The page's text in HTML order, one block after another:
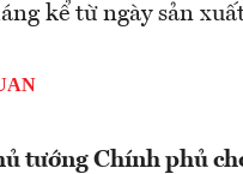
kể từ ngày sản
tướng Chính phủ